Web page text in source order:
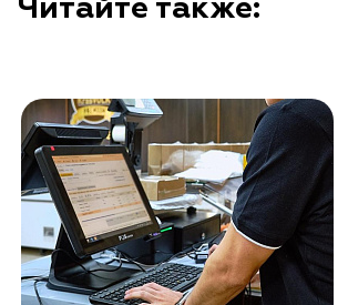
Читайте также: